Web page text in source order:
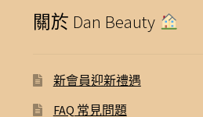
關於 Dan Beauty
新會員迎新禮遇
FAQ 常見問題